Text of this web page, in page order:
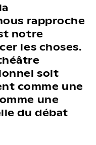
rapproche
notre
les choses.
soit
comme une
une
du débat